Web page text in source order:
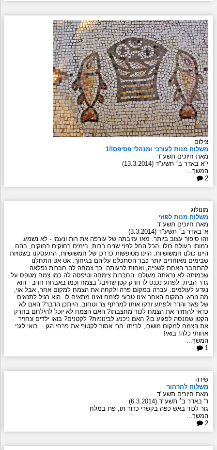
צילום
משלוח מנות לעורכי ומנהלי פסיפס!!1
מאת חיוכים תשע"ד
י"א באדר ב׳ תשע"ד (13.3.2014)
המשך...
2
מונולוג
משלוח מנות לפוזי
מאת חיוכים תשע"ד
א' באדר ב׳ תשע"ד (3.3.2014)
זהו סיפור עצוב ביותר. מאז עזיבתה של עורפה את רות ונעמי - לא נשמע
כמותו בעולם כולו. הכל החל לפני שנים רבות, בימים רחוקים רחוקים, בהם
היינו כולנו חמשושיות. היינו מטופשות כדרכן של חמשושיות, התעסקנו בשטויות
שבימים מאוחרים יותר כבר הסתכלנו עליהם בגיחוך. אט-אט התחלנו
להתחבר האחת לשנייה, ואחות לרעותה. כך צמחה לה חברות נפלאה
שכמותה לא נראתה מעולם. החברות צימחה וטיפסה לה כמו צמח מטפס על
גדר הבית. לפתע נכנס לו חרק קטן שחיבל בצמח וכמו באבחת חרב - הוא
נגדע לעולמים. עברה במקום פרה ולקחה את הצמח למקום אחר, אבל אוי,
מה נורא. המקום האחר אינו טבעי לצמח ואינו מתאים לו. הוא רגיל לתנאים
של פאר והדר ולפתע זרקו אותו למרתף צר וטחוב. הייתכן הדבר? האם לא
כדאי להחזיר את הצמח לכור מחצבתו? האם הצמח לא יוכל להילחם בחרק
הקטן שמנסה לפגוע בו? האם ניכנע לבינוניות? לקטנים? בואו ילדים ונחזיר
את הצמח למקום מושבו, לביתו. הרי אסור לקטוף את פרחי הגן... בואי לגני
אחותי כלה! בואי!
המשך...
1
שירה
משלוח להרהור
מאת חיוכים תשע"ד
ד' באדר ב׳ תשע"ד (6.3.2014)
גור לכוד באש כפּה בקשרי כדור תו, פת במלח
המשך...
2